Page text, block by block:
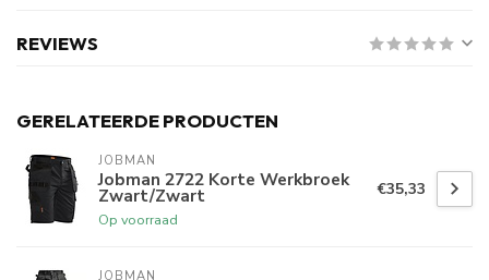
REVIEWS
GERELATEERDE PRODUCTEN
JOBMAN
Jobman 2722 Korte Werkbroek
Zwart/Zwart
Op voorraad
€35,33
JOBMAN